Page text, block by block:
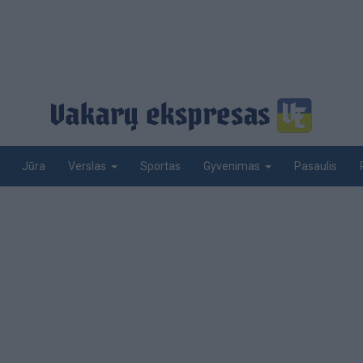
Jūra Verslas Sportas Gyvenimas Pasaulis